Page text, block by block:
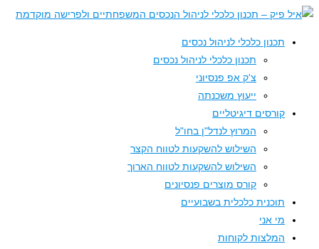
↓
תכנון כלכלי לניהול נכסים
תכנון כלכלי לניהול נכסים
צ'ק אפ פנסיוני
ייעוץ משכנתה
קורסים דיגיטליים
המרוץ לנדל"ן בחו"ל
השילוש להשקעות לטווח הקצר
השילוש להשקעות לטווח הארוך
קורס מוצרים פנסיונים
תוכנית כלכלית בשבועיים
מי אני
המלצות לקוחות